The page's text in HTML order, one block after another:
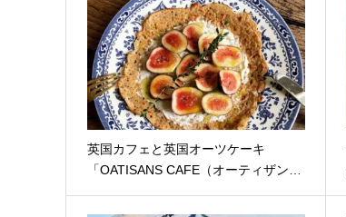
英国カフェと英国オーツケーキ
「OATISANS CAFE（オーティザン…